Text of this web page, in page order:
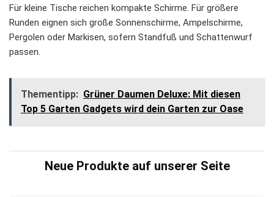
Für kleine Tische reichen kompakte Schirme. Für größere
Runden eignen sich große Sonnenschirme, Ampelschirme,
Pergolen oder Markisen, sofern Standfuß und Schattenwurf
passen.
Thementipp: Grüner Daumen Deluxe: Mit diesen
Top 5 Garten Gadgets wird dein Garten zur Oase
Neue Produkte auf unserer Seite